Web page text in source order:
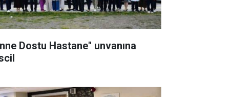
Dostu Hastane" unvanına